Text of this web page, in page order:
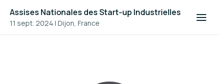
Assises Nationales des Start-up Industrielles
11 sept. 2024 | Dijon, France